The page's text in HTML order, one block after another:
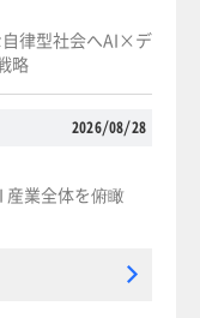
自律型社会へAI×デ
略
2026/08/28
業全体を俯瞰